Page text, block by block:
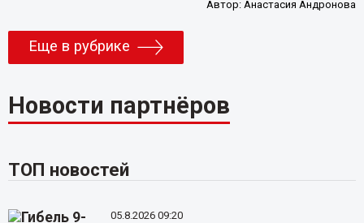
Автор:Анастасия Андронова
Еще в рубрике
Новости партнёров
ТОП новостей
05.8.2026 09:20